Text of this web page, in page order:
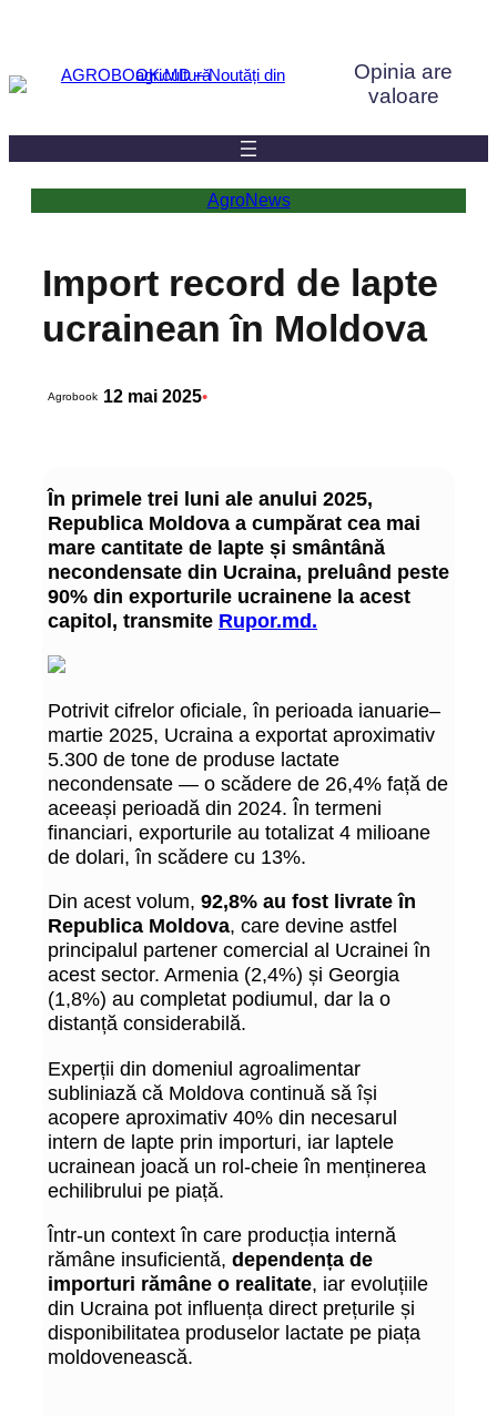
conținut
Opinia are
valoare
AgroNews
Import record de lapte
ucrainean în Moldova
Agrobook 12 mai 2025•
În primele trei luni ale anului 2025,
Republica Moldova a cumpărat cea mai
mare cantitate de lapte și smântână
necondensate din Ucraina, preluând peste
90% din exporturile ucrainene la acest
capitol, transmite Rupor.md.
Potrivit cifrelor oficiale, în perioada ianuarie–
martie 2025, Ucraina a exportat aproximativ
5.300 de tone de produse lactate
necondensate — o scădere de 26,4% față de
aceeași perioadă din 2024. În termeni
financiari, exporturile au totalizat 4 milioane
de dolari, în scădere cu 13%.
Din acest volum, 92,8% au fost livrate în
Republica Moldova, care devine astfel
principalul partener comercial al Ucrainei în
acest sector. Armenia (2,4%) și Georgia
(1,8%) au completat podiumul, dar la o
distanță considerabilă.
Experții din domeniul agroalimentar
subliniază că Moldova continuă să își
acopere aproximativ 40% din necesarul
intern de lapte prin importuri, iar laptele
ucrainean joacă un rol-cheie în menținerea
echilibrului pe piață.
Într-un context în care producția internă
rămâne insuficientă, dependența de
importuri rămâne o realitate, iar evoluțiile
din Ucraina pot influența direct prețurile și
disponibilitatea produselor lactate pe piața
moldovenească.